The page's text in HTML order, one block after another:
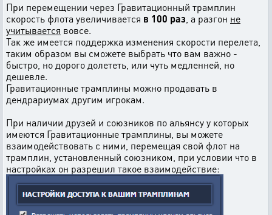
При перемещении через Гравитационный трамплин
скорость флота увеличивается в 100 раз , а разгон не
учитывается вовсе.
Так же имеется поддержка изменения скорости перелета,
таким образом вы сможете выбрать что вам важно -
быстро, но дорого долететь, или чуть медленней, но
дешевле.
Гравитационные трамплины можно продавать в
дендрариумах другим игрокам.
При наличии друзей и союзников по альянсу у которых
имеются Гравитационные трамплины, вы можете
взаимодействовать с ними, перемещая свой флот на
трамплин, установленный союзником, при условии что в
настройках он разрешил такое взаимодействие: